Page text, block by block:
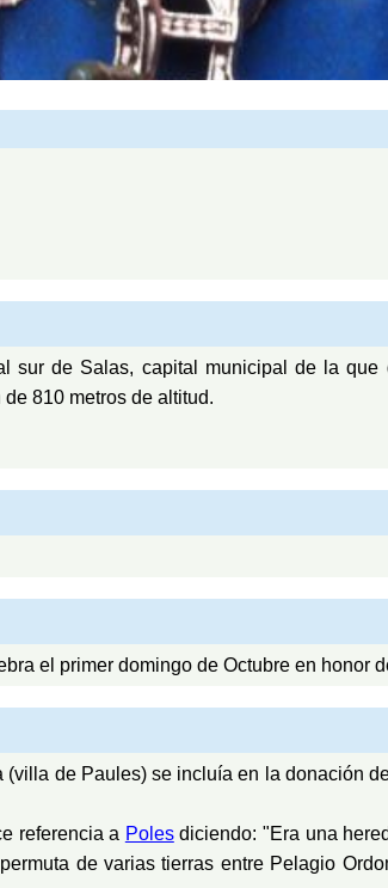
sur de Salas, capital municipal de la
810 metros de altitud.
el primer domingo de Octubre en honor
de Paules) se incluía en la donación
referencia a Polesdiciendo: "Era una
de varias tierras entre Pelagio